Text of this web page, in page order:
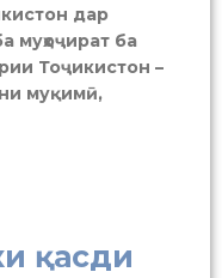
дар
муҳоҷират ба
Тоҷикистон –
муқимӣ,
қасди